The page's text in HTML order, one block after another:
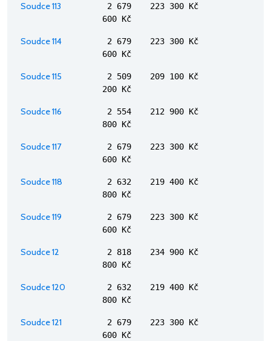
Soudce 113
2 679
600 Kč
223 300 Kč
Soudce 114
2 679
600 Kč
223 300 Kč
Soudce 115
2 509
200 Kč
209 100 Kč
Soudce 116
2 554
800 Kč
212 900 Kč
Soudce 117
2 679
600 Kč
223 300 Kč
Soudce 118
2 632
800 Kč
219 400 Kč
Soudce 119
2 679
600 Kč
223 300 Kč
Soudce 12
2 818
800 Kč
234 900 Kč
Soudce 120
2 632
800 Kč
219 400 Kč
Soudce 121
2 679
600 Kč
223 300 Kč